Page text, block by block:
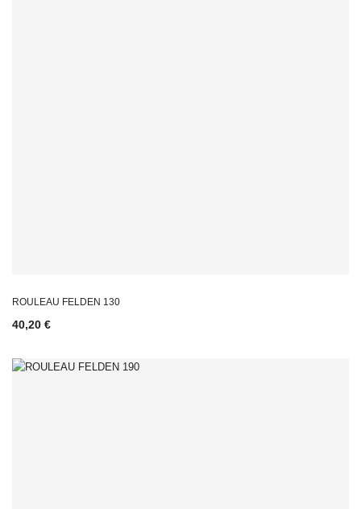
ROULEAU FELDEN 130
40,20 €